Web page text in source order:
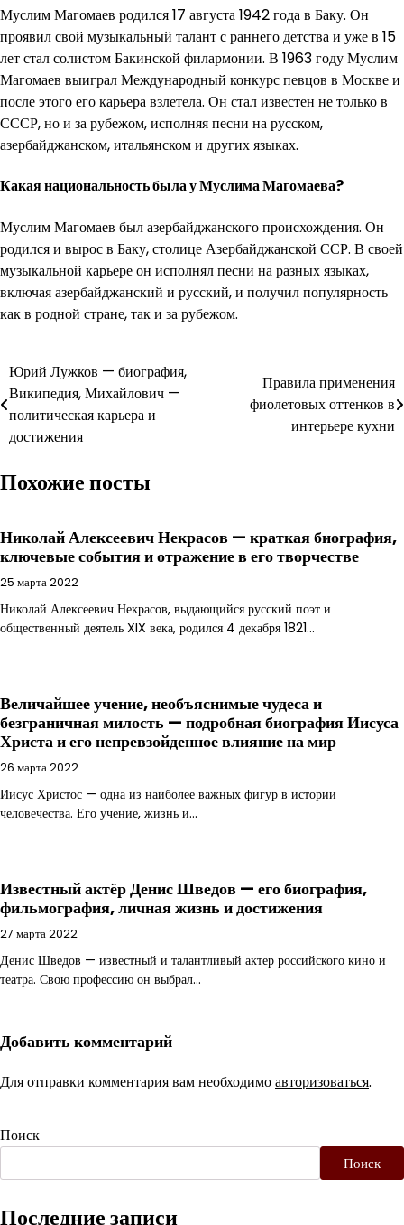
Муслим Магомаев родился 17 августа 1942 года в Баку. Он
проявил свой музыкальный талант с раннего детства и уже в 15
лет стал солистом Бакинской филармонии. В 1963 году Муслим
Магомаев выиграл Международный конкурс певцов в Москве и
после этого его карьера взлетела. Он стал известен не только в
СССР, но и за рубежом, исполняя песни на русском,
азербайджанском, итальянском и других языках.
Какая национальность была у Муслима Магомаева?
Муслим Магомаев был азербайджанского происхождения. Он
родился и вырос в Баку, столице Азербайджанской ССР. В своей
музыкальной карьере он исполнял песни на разных языках,
включая азербайджанский и русский, и получил популярность
как в родной стране, так и за рубежом.
Навигация
по
записям
Юрий Лужков — биография,
Википедия, Михайлович —
политическая карьера и
достижения
Правила применения
фиолетовых оттенков в
интерьере кухни
Похожие посты
Николай Алексеевич Некрасов — краткая биография,
ключевые события и отражение в его творчестве
25 марта 2022
Николай Алексеевич Некрасов, выдающийся русский поэт и
общественный деятель XIX века, родился 4 декабря 1821…
Величайшее учение, необъяснимые чудеса и
безграничная милость — подробная биография Иисуса
Христа и его непревзойденное влияние на мир
26 марта 2022
Иисус Христос — одна из наиболее важных фигур в истории
человечества. Его учение, жизнь и…
Известный актёр Денис Шведов — его биография,
фильмография, личная жизнь и достижения
27 марта 2022
Денис Шведов — известный и талантливый актер российского кино и
театра. Свою профессию он выбрал…
Добавить комментарий
Для отправки комментария вам необходимоавторизоваться.
Поиск
Поиск
Последние записи